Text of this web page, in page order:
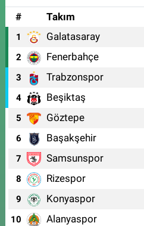
#
Takım
1 Galatasaray
2 Fenerbahçe
3 Trabzonspor
4 Beşiktaş
5 Göztepe
6 Başakşehir
7 Samsunspor
8 Rizespor
9 Konyaspor
10 Alanyaspor